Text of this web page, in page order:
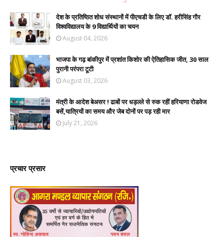
देश के प्रतिष्ठित शोध संस्थानों में पीएचडी के लिए डॉ. हरीसिंह गौर
विश्वविद्यालय के 9 विद्यार्थियों का चयन
August 04, 2026
भाजपा के गढ़ बांकीपुर में प्रशांत किशोर की ऐतिहासिक जीत, 30 साल
पुरानी परंपरा टूटी
August 03, 2026
मंत्री के आदेश बेअसर ! ढाबों पर धड़ल्ले से रुक रहीं हरियाणा रोडवेज
बसें,यात्रियों का समय और जेब दोनों पर पड़ रही मार
July 21, 2026
प्रचार प्रसार